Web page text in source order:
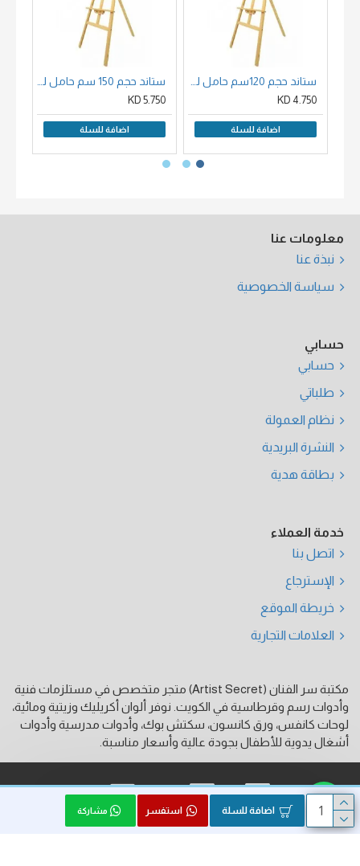
اضافة للسلة استفسر مشاركة
4.750 KD
اضافة للسلة
5.750 KD
اضافة للسلة
معلومات عنا
نبذة عنا
سياسة الخصوصية
حسابي
حسابي
طلباتي
نظام العمولة
النشرة البريدية
بطاقة هدية
خدمة العملاء
اتصل بنا
الإسترجاع
خريطة الموقع
العلامات التجارية
مكتبة سر الفنان (Artist Secret) متجر متخصص في مستلزمات فنية
وأدوات رسم وقرطاسية في الكويت. نوفر ألوان أكريليك وزيتية ومائية،
لوحات كانفس، ورق كانسون، سكتش بوك، وأدوات مدرسية وأدوات
أشغال يدوية للأطفال بجودة عالية وأسعار مناسبة.
الحقوق محفوظة © 2026, Artist Secret, بواسطة HK